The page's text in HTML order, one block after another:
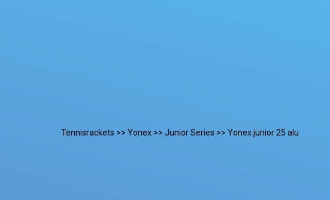
Tennisrackets >> Yonex >> Junior Series >> Yonex junior 25 alu